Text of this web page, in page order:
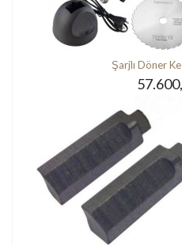
Şarjlı Döner